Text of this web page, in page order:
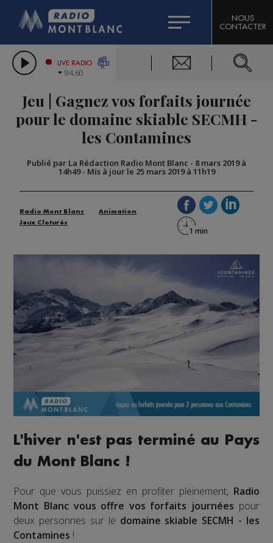
LES CHRONIQUES DE L'EXPERT
CITIZEN MACHINERY
GRAND MASSIF DOMAINES SKIABLES
BIGARD
COMPAGNIE DU MONT-BLANC
NOUS
CONTACTER
LIVE RADIO
94.60
Jeu | Gagnez vos forfaits journée
pour le domaine skiable SECMH -
les Contamines
Publié par La Rédaction Radio Mont Blanc - 8 mars 2019 à
14h49- Mis à jour le 25 mars 2019 à 11h19
Radio Mont Blanc
Animation
Jeux Cloturés
L'hiver n'est pas terminé au Pays
du Mont Blanc !
Pour que vous puissiez en profiter pleinement, Radio
Mont Blanc vous offre vos forfaits journées pour
deux personnes sur le domaine skiable SECMH - les
Contamines !